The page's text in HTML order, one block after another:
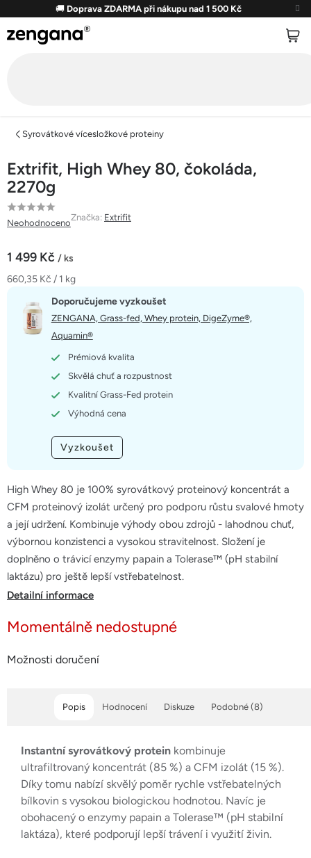
obsah
🚚 Doprava ZDARMA při nákupu nad 1 500 Kč
Syrovátkové vícesložkové proteiny
Extrifit, High Whey 80, čokoláda,
2270g
Průměrné
hodnocení
je
0,0
hvězdiček.
Neohodnoceno
Značka: Extrifit
1 499 Kč / ks
Měrná
660,35 Kč / 1 kg
Momentálně nedostupné
Možnosti doručení
High Whey 80 je 100% syrovátkový proteinový koncentrát a
CFM proteinový izolát určený pro podporu růstu svalové hmoty
a její udržení. Kombinuje výhody obou zdrojů - lahodnou chuť,
výbornou konzistenci a vysokou stravitelnost. Složení je
doplněno o trávicí enzymy papain a Tolerase™ (pH stabilní
laktázu) pro ještě lepší vstřebatelnost.
Doporučujeme vyzkoušet
ZENGANA, Grass-fed, Whey protein, DigeZyme®,
Aquamin®
Prémiová kvalita
Skvělá chuť a rozpustnost
Kvalitní Grass-Fed protein
Výhodná cena
Vyzkoušet
Detailní informace
Popis Podobné (8)
Hodnocení Diskuze
Instantní syrovátkový protein kombinuje
ultrafiltrovaný koncentrát (85 %) a CFM izolát (15 %).
Díky tomu nabízí skvělý poměr rychle vstřebatelných
bílkovin s vysokou biologickou hodnotou. Navíc je
obohacený o enzymy papain a Tolerase™ (pH stabilní
laktáza), které podporují lepší trávení i využití živin.